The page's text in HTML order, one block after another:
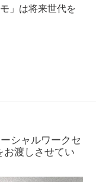
」は将来世代を
シャルワークセ
お渡しさせてい